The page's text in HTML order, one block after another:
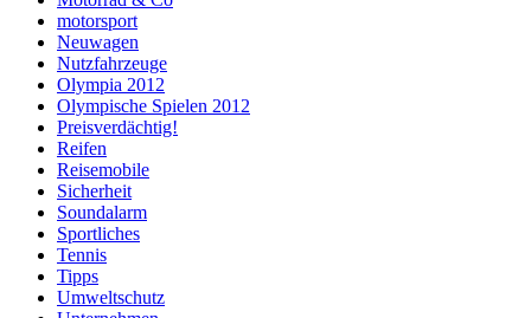
motorsport
Neuwagen
Nutzfahrzeuge
Olympia 2012
Olympische Spielen 2012
Preisverdächtig!
Reifen
Reisemobile
Sicherheit
Soundalarm
Sportliches
Tennis
Tipps
Umweltschutz